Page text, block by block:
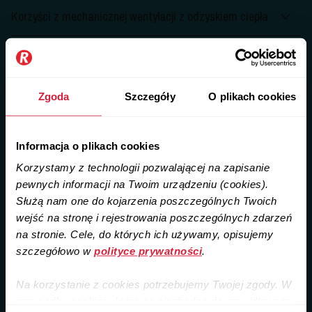
Zgoda Szczegóły O plikach cookies
Informacja o plikach cookies
Korzystamy z technologii pozwalającej na zapisanie
pewnych informacji na Twoim urządzeniu (cookies).
Służą nam one do kojarzenia poszczególnych Twoich
wejść na stronę i rejestrowania poszczególnych zdarzeń
na stronie. Cele, do których ich używamy, opisujemy
szczegółowo w polityce prywatności.
Na korzystanie z cookies potrzebujemy Twojej zgody. W
Koszty instalacji mechanicznej wentylacji z odzyskiem
ciepła
Oszczędności wynikające z użycia mechanicznej
Złożoność instalacji mechanicznej wentylacji z odzyskiem
ciepła
Dlaczego warto zainwestować w mechaniczną
wentylację z odzyskiem ciepła we Wrocławiu?
wentylacji z odzyskiem ciepła we Wrocławiu